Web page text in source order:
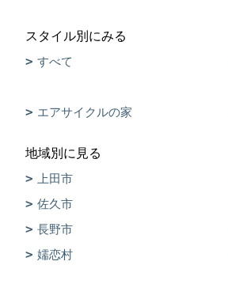
スタイル別にみる
すべて
エアサイクルの家
地域別に見る
上田市
佐久市
長野市
嬬恋村